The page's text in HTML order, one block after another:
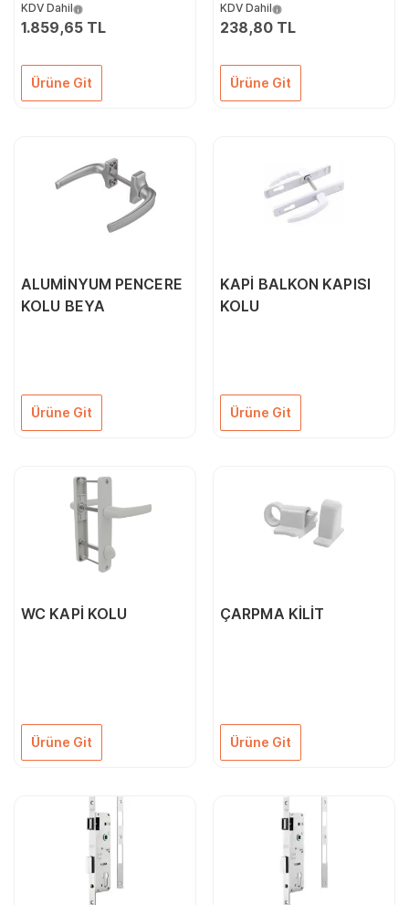
KDV Dahil
1.859,65 TL
Ürüne Git
KDV Dahil
238,80 TL
Ürüne Git
ALUMİNYUM PENCERE
KOLU BEYA
Ürüne Git
KAPİ BALKON KAPISI
KOLU
Ürüne Git
WC KAPİ KOLU
Ürüne Git
ÇARPMA KİLİT
Ürüne Git